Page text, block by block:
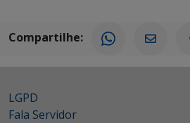
Compartilhe:
LGPD
Fala Servidor